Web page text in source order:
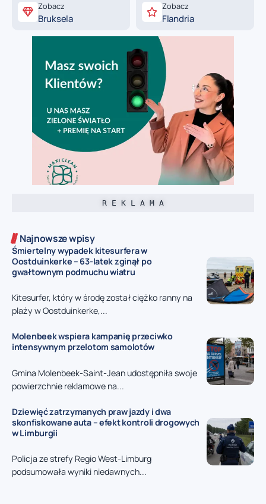
Zobacz
Bruksela
Zobacz
Flandria
R E K L A M A
Najnowsze wpisy
Śmiertelny wypadek kitesurfera w
Oostduinkerke – 63-latek zginął po
gwałtownym podmuchu wiatru
Kitesurfer, który w środę został ciężko ranny na
plaży w Oostduinkerke,...
Molenbeek wspiera kampanię przeciwko
intensywnym przelotom samolotów
Gmina Molenbeek-Saint-Jean udostępniła swoje
powierzchnie reklamowe na...
Dziewięć zatrzymanych praw jazdy i dwa
skonfiskowane auta – efekt kontroli drogowych
w Limburgii
Policja ze strefy Regio West-Limburg
podsumowała wyniki niedawnych...